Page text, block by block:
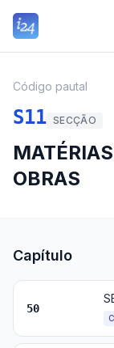
Código pautal
S11 SECÇÃO
OBRAS
Capítulo
50